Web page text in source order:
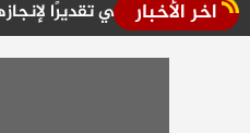
اخر الأخبار
تقديرًا لإنجازها المشرف